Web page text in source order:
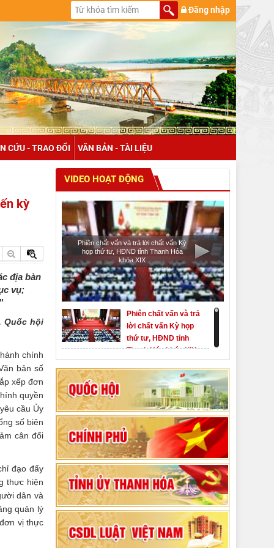
Đăng nhập
CỨU - TRAO ĐỔI VĂN BẢN - TÀI LIỆU
kỳ
địa bàn
vụ;
Quốc hội
chính
bản số
xếp đơn
quyền
cầu Ủy
số biên
cân đối
đạo đẩy
thực hiện
dân và
quản lý
vị thực
VIDEO HOẠT ĐỘNG
Phiên chất vấn và trả lời chất vấn Kỳ
họp thứ tư, HĐND tỉnh Thanh Hóa
khóa XIX
Phiên chất vấn và trả
lời chất vấn Kỳ họp
thứ tư, HĐND tỉnh
Thanh Hóa khóa XIX
Khai mạc kỳ họp thứ
Nhất, Quốc hội khóa
Hướng dẫn quy trình
bỏ phiếu bầu cử
ĐBQH khoá XVI và
đại biểu HĐND các
cấp nhiệm kỳ 2026-
80 năm Quốc hội Việt
Nam: vì lợi ích Nhân
dân, vì sự phát triển
của đất nước
Bộ Chính trị duyệt nội
dung Đại hội đại biểu
Đảng bộ tỉnh Thanh
Hóa lần thứ XX,